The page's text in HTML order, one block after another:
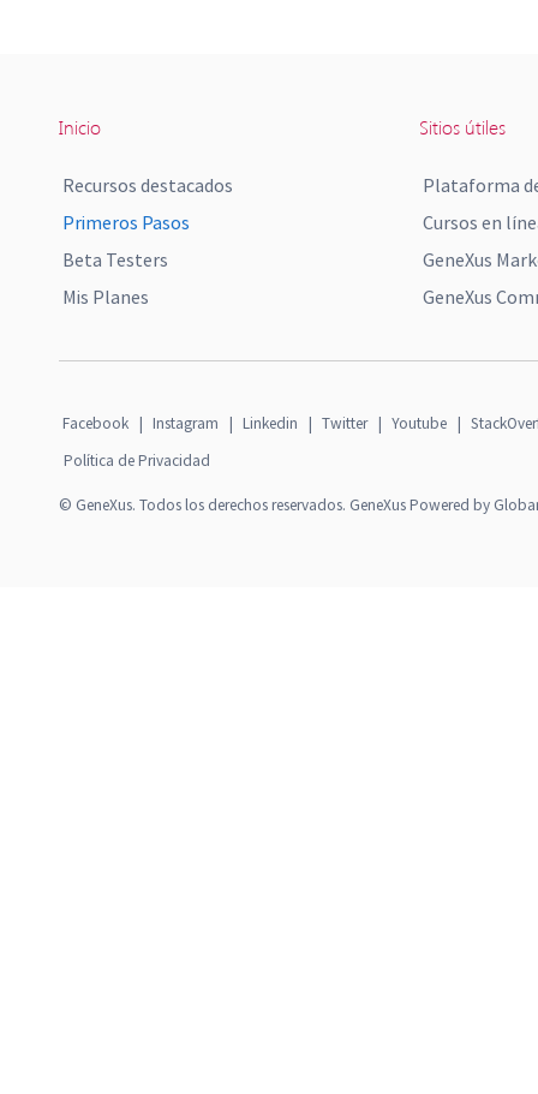
Inicio
Recursos destacados
Primeros Pasos
Beta Testers
Mis Planes
Sitios útiles
Plataforma
Cursos en
GeneXus
GeneXus
Facebook | Instagram | Linkedin | Twitter | Youtube |
Política de Privacidad
© GeneXus. Todos los derechos reservados. GeneXus Powered by